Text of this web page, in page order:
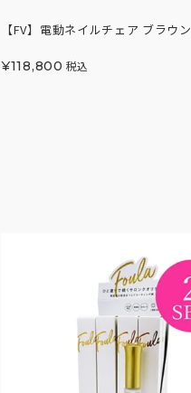
【FV】電動ネイルチェア ブラウン
¥118,800 税込